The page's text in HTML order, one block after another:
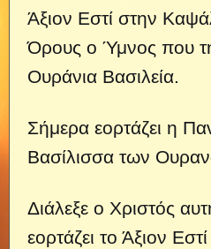
Άξιον Εστί στην
Όρους ο Ύμνος που
Ουράνια Βασιλεία.
Σήμερα εορτάζει η
Βασίλισσα των
Διάλεξε ο Χριστός
εορτάζει το Άξιον